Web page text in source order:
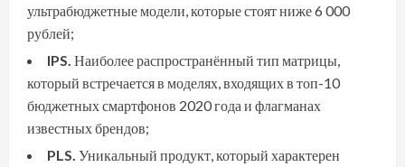
ультрабюджетные модели, которые стоят ниже 6 000
рублей;
IPS. Наиболее распространённый тип матрицы,
который встречается в моделях, входящих в топ-10
бюджетных смартфонов 2020 года и флагманах
известных брендов;
PLS. Уникальный продукт, который характерен